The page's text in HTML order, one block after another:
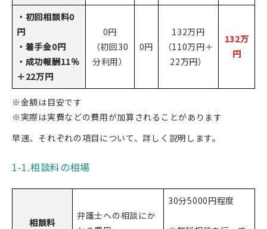
・初回相談料0
円
・着手金0円
・成功報酬11％
＋22万円
0円
（初回30
分利用）
0円
132万円
（110万円＋
22万円）
132万
円
※金額は目安です
※実際は実費などの費用が加算されることがあります
早速、それぞれの項目について、詳しく説明します。
1-1.相談料の相場
相談料
弁護士への相談にか
30分5000円程度